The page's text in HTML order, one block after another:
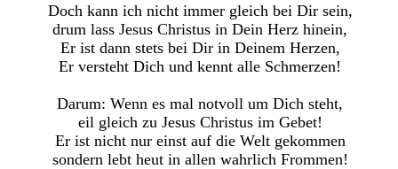
Doch kann ich nicht immer gleich bei Dir sein,
drum lass Jesus Christus in Dein Herz hinein,
Er ist dann stets bei Dir in Deinem Herzen,
Er versteht Dich und kennt alle Schmerzen!
Darum: Wenn es mal notvoll um Dich steht,
eil gleich zu Jesus Christus im Gebet!
Er ist nicht nur einst auf die Welt gekommen
sondern lebt heut in allen wahrlich Frommen!